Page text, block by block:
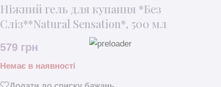
Ніжний гель для купання *Без
Сліз**Natural Sensation*, 500 мл
579 грн
Немає в наявності